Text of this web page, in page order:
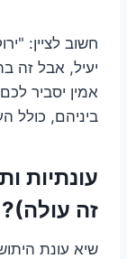
חשוב לציין:
יעיל, אבל זה
אמין יסביר
ביניהם, כולל
עונתיות
זה עולה)?
שיא עונת